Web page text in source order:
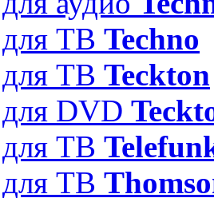
ТВ Techno
ТВ Teckton
DVD
ТВ
ТВ